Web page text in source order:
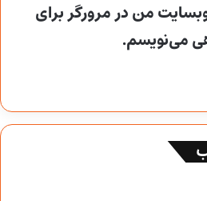
من در مرورگر برای
می‌نویسم.